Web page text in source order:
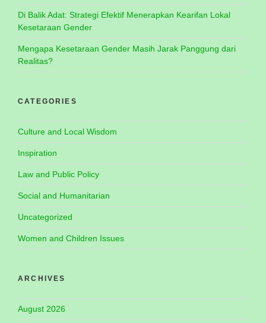
Di Balik Adat: Strategi Efektif Menerapkan Kearifan Lokal
Kesetaraan Gender
Mengapa Kesetaraan Gender Masih Jarak Panggung dari
Realitas?
CATEGORIES
Culture and Local Wisdom
Inspiration
Law and Public Policy
Social and Humanitarian
Uncategorized
Women and Children Issues
ARCHIVES
August 2026